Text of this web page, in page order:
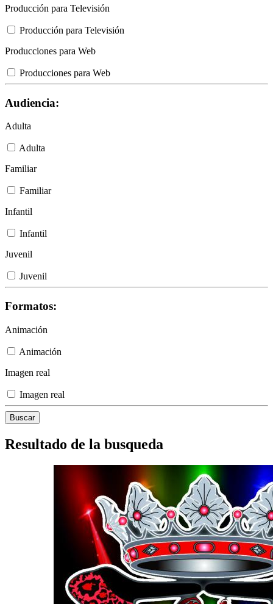
Producción para Televisión
Producción para Televisión
Producciones para Web
Producciones para Web
Audiencia:
Adulta
Adulta
Familiar
Familiar
Infantil
Infantil
Juvenil
Juvenil
Formatos:
Animación
Animación
Imagen real
Imagen real
Resultado de la busqueda